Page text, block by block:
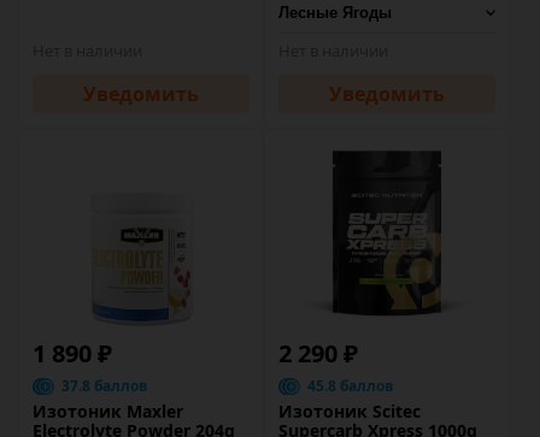
Уведомить Уведомить
1 890 ₽
37.8 баллов
Изотоник Maxler
Electrolyte Powder 204g
2 290 ₽
45.8 баллов
Изотоник Scitec
Supercarb Xpress 1000g